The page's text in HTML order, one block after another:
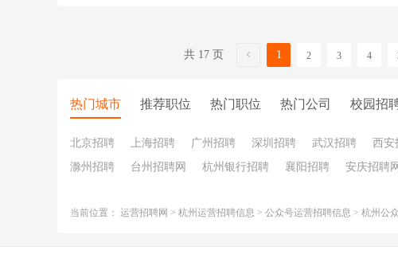
共 17 页 1 2 3 4
热门城市 推荐职位 热门职位 热门公司 校园招
北京招聘 上海招聘 广州招聘 深圳招聘 武汉招聘 西安
滁州招聘
台州招聘网 杭州银行招聘 襄阳招聘 安庆招聘网
当前位置： 运营招聘网 > 杭州运营招聘信息 > 公众号运营招聘信息 > 杭州公